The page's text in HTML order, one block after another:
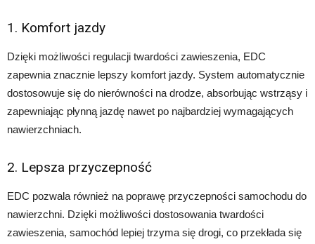
1. Komfort jazdy
Dzięki możliwości regulacji twardości zawieszenia, EDC
zapewnia znacznie lepszy komfort jazdy. System automatycznie
dostosowuje się do nierówności na drodze, absorbując wstrząsy i
zapewniając płynną jazdę nawet po najbardziej wymagających
nawierzchniach.
2. Lepsza przyczepność
EDC pozwala również na poprawę przyczepności samochodu do
nawierzchni. Dzięki możliwości dostosowania twardości
zawieszenia, samochód lepiej trzyma się drogi, co przekłada się